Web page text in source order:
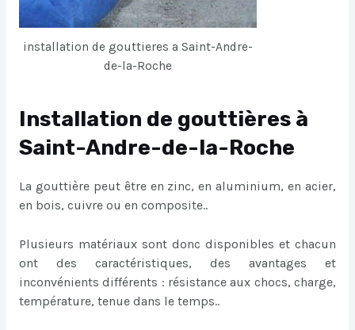
installation de gouttieres a Saint-Andre-
de-la-Roche
Installation de gouttières à
Saint-Andre-de-la-Roche
La gouttière peut être en zinc, en aluminium, en acier,
en bois, cuivre ou en composite..
Plusieurs matériaux sont donc disponibles et chacun
ont des caractéristiques, des avantages et
inconvénients différents : résistance aux chocs, charge,
température, tenue dans le temps..